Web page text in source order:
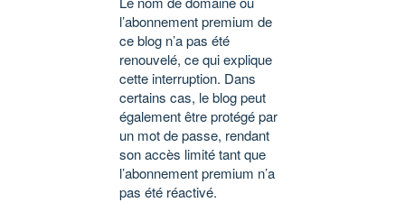
l’abonnement premium de
ce blog n’a pas été
renouvelé, ce qui explique
cette interruption. Dans
certains cas, le blog peut
également être protégé par
un mot de passe, rendant
son accès limité tant que
l’abonnement premium n’a
pas été réactivé.